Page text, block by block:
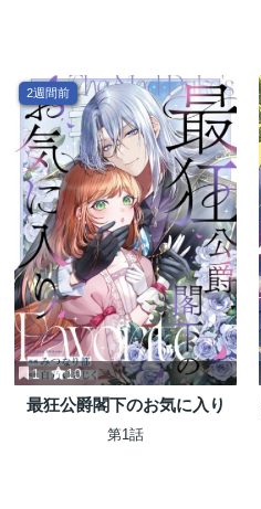
2週間前
1 10
最狂公爵閣下のお気に入り
第1話